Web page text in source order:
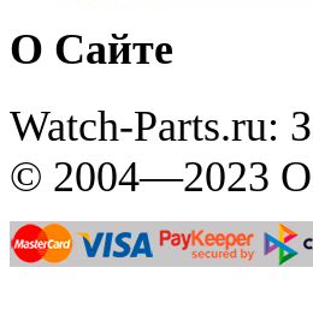
О Сайте
Watch-Parts.ru:
© 2004—2023